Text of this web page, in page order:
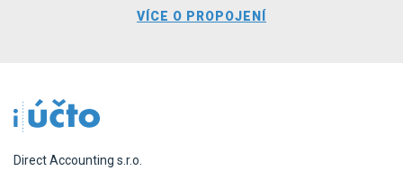
VÍCE O PROPOJENÍ
Direct Accounting s.r.o.